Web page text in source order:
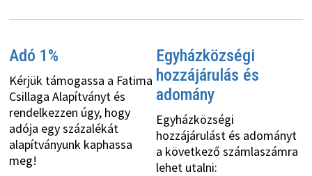
Adó 1%
Kérjük támogassa a Fatima
Csillaga Alapítványt és
rendelkezzen úgy, hogy
adója egy százalékát
alapítványunk kaphassa
meg!
Egyházközségi
hozzájárulás és
adomány
Egyházközségi
hozzájárulást és adományt
a következő számlaszámra
lehet utalni: